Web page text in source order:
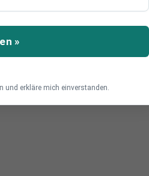
»
und erkläre mich einverstanden.